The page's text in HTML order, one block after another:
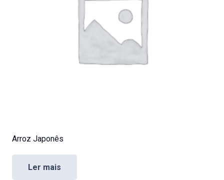
Arroz Japonês
Ler mais